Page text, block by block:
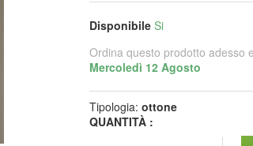
Disponibile Si
Ordina questo prodotto adesso
Mercoledì 12 Agosto
Tipologia:ottone
QUANTITÀ :